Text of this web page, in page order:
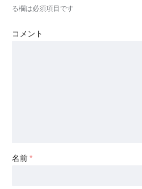
る欄は必須項目です
コメント
名前 *